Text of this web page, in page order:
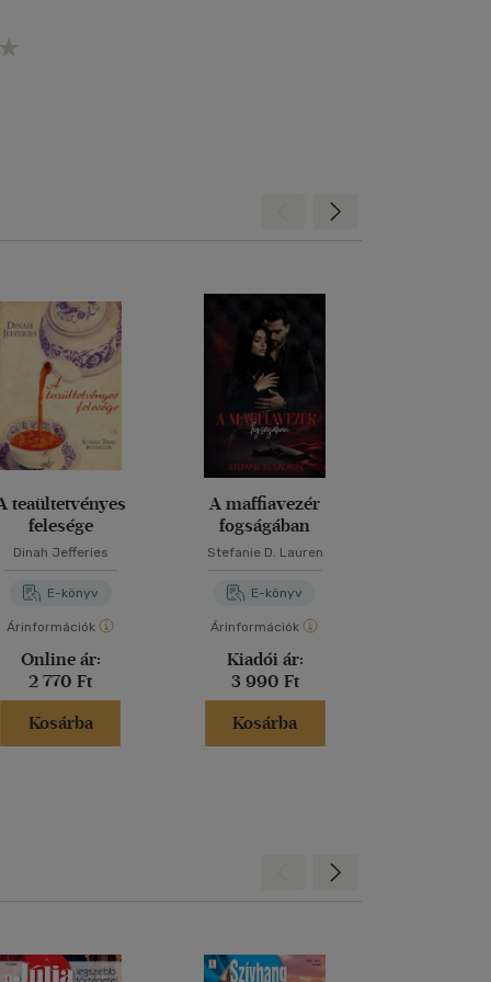
teaültetvényes
felesége
Dinah Jefferies
E-könyv
Árinformációk
Online ár:
2 770 Ft
Kosárba
A maffiavezér
fogságában
Stefanie D. Lauren
E-könyv
Árinformációk
Kiadói ár:
3 990 Ft
Kosárba
Előre
Előre